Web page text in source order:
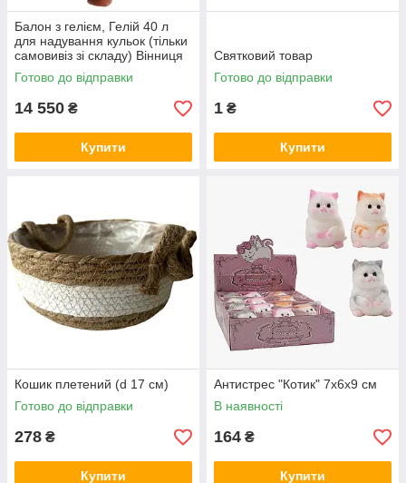
Балон з гелієм, Гелій 40 л
для надування кульок (тільки
самовивіз зі складу) Вінниця
Готово до відправки
14 550 ₴
Купити
Святковий товар
Готово до відправки
1 ₴
Купити
Кошик плетений (d 17 см)
Готово до відправки
278 ₴
Купити
Антистрес "Котик" 7х6х9 см
В наявності
164 ₴
Купити